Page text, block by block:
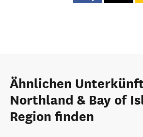
Ähnlichen
Northland & Bay of
Region finden